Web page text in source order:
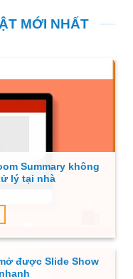
MỚI NHẤT
Summary không
lý tại nhà
được Slide Show